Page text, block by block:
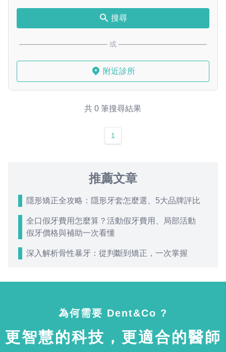
搜尋
或
附近診所
共 0 筆搜尋結果
1
推薦文章
隱形矯正全攻略：隱形牙套怎麼選、5大品牌評比
全口假牙費用怎麼算？活動假牙費用、局部活動
假牙價格與補助一次看懂
深入解析骨性暴牙：從判斷到矯正，一次掌握
為何需要 Dent&Co ?
更智慧的科技，更適合的醫師